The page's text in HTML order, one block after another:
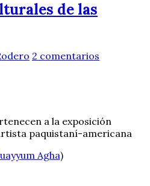
de las
2 comentarios
a la exposición
paquistaní-americana
Agha)